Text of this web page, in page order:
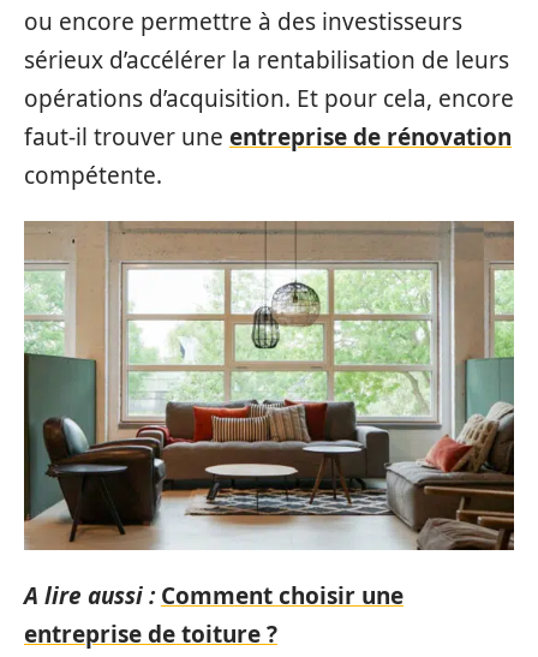
ou encore permettre à des investisseurs
sérieux d’accélérer la rentabilisation de leurs
opérations d’acquisition. Et pour cela, encore
faut-il trouver une entreprise de rénovation
compétente.
A lire aussi : Comment choisir une
entreprise de toiture ?